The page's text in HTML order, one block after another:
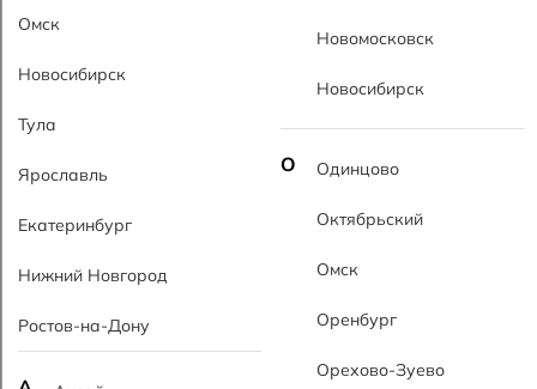
Омск
Новосибирск
Тула
Ярославль
Екатеринбург
Нижний Новгород
Ростов-на-Дону
Новомосковск
Новосибирск
О Одинцово
Октябрьский
Омск
Оренбург
Орехово-Зуево